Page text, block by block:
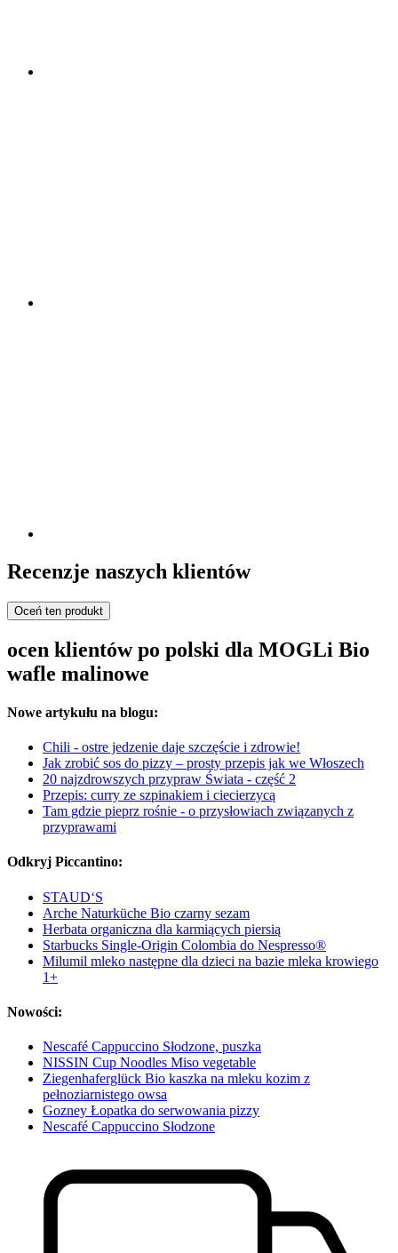
Recenzje naszych klientów
Oceń ten produkt
ocen klientów po polski dla MOGLi Bio
wafle malinowe
Nowe artykułu na blogu:
Chili - ostre jedzenie daje szczęście i zdrowie!
Jak zrobić sos do pizzy – prosty przepis jak we Włoszech
20 najzdrowszych przypraw Świata - część 2
Przepis: curry ze szpinakiem i ciecierzycą
Tam gdzie pieprz rośnie - o przysłowiach związanych z
przyprawami
Odkryj Piccantino:
STAUD‘S
Arche Naturküche Bio czarny sezam
Herbata organiczna dla karmiących piersią
Starbucks Single-Origin Colombia do Nespresso®
Milumil mleko następne dla dzieci na bazie mleka krowiego
1+
Nowości:
Nescafé Cappuccino Słodzone, puszka
NISSIN Cup Noodles Miso vegetable
Ziegenhaferglück Bio kaszka na mleku kozim z
pełnoziarnistego owsa
Gozney Łopatka do serwowania pizzy
Nescafé Cappuccino Słodzone